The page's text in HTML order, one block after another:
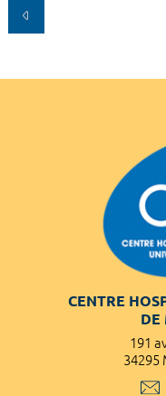
CENTRE
DE
191
34295